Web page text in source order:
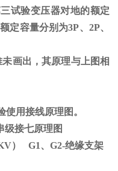
试验变压器对地的额定
定容量分别为3P、2P、
画出，其原理与上图相
用接线原理图。
级接七原理图
） G1、G2-绝缘支架